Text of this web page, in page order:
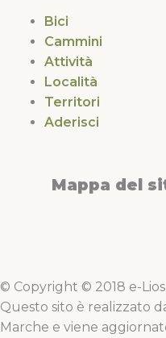
Bici
Cammini
Attività
Località
Territori
Aderisci
Mappa del
© Copyright © 2018 e-Lios
Questo sito è realizzato
Marche e viene